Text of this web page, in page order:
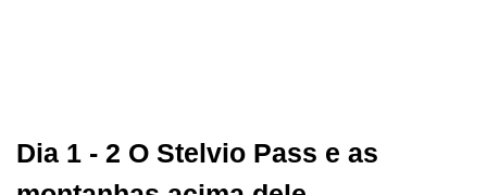
Dia 1 - 2 O Stelvio Pass e as